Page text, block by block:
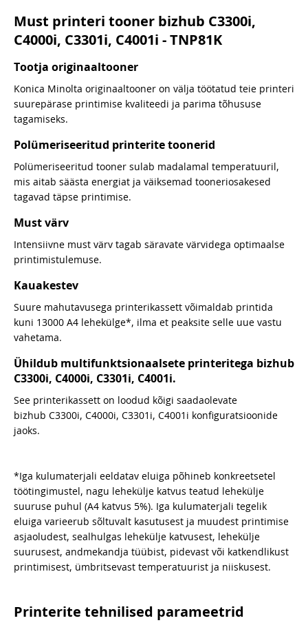
Must printeri tooner bizhub C3300i,
C4000i, C3301i, C4001i - TNP81K
Tootja originaaltooner
Konica Minolta originaaltooner on välja töötatud teie printeri
suurepärase printimise kvaliteedi ja parima tõhususe
tagamiseks.
Polümeriseeritud printerite toonerid
Polümeriseeritud tooner sulab madalamal temperatuuril,
mis aitab säästa energiat ja väiksemad tooneriosakesed
tagavad täpse printimise.
Must värv
Intensiivne must värv tagab säravate värvidega optimaalse
printimistulemuse.
Kauakestev
Suure mahutavusega printerikassett võimaldab printida
kuni 13000 A4 lehekülge*, ilma et peaksite selle uue vastu
vahetama.
Ühildub multifunktsionaalsete printeritega bizhub
C3300i, C4000i, C3301i, C4001i.
See printerikassett on loodud kõigi saadaolevate
bizhub C3300i, C4000i, C3301i, C4001i konfiguratsioonide
jaoks.
*Iga kulumaterjali eeldatav eluiga põhineb konkreetsetel
töötingimustel, nagu lehekülje katvus teatud lehekülje
suuruse puhul (A4 katvus 5%). Iga kulumaterjali tegelik
eluiga varieerub sõltuvalt kasutusest ja muudest printimise
asjaoludest, sealhulgas lehekülje katvusest, lehekülje
suurusest, andmekandja tüübist, pidevast või katkendlikust
printimisest, ümbritsevast temperatuurist ja niiskusest.
Printerite tehnilised parameetrid